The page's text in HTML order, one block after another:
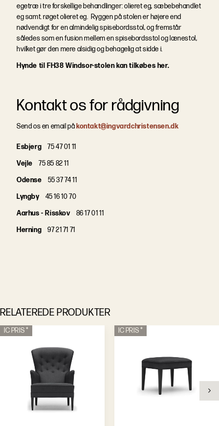
egetræ i tre forskellige behandlinger: olieret eg, sæbebehandlet
eg samt. røget olieret eg. Ryggen på stolen er højere end
nødvendigt for en almindelig spisebordsstol, og fremstår
således som en fusion mellem en spisebordsstol og lænestol,
hvilket gør den mere alsidig og behagelig at sidde i.
Hynde til FH38 Windsor-stolen kan tilkøbes her.
Kontakt os for rådgivning
Send os en email på kontakt@ingvardchristensen.dk
Esbjerg
75 47 01 11
Vejle
75 85 82 11
Odense
55 37 74 11
Lyngby
45 16 10 70
Aarhus - Risskov
86 17 01 11
Herning
97 21 71 71
RELATEREDE PRODUKTER
IC PRIS * IC PRIS *